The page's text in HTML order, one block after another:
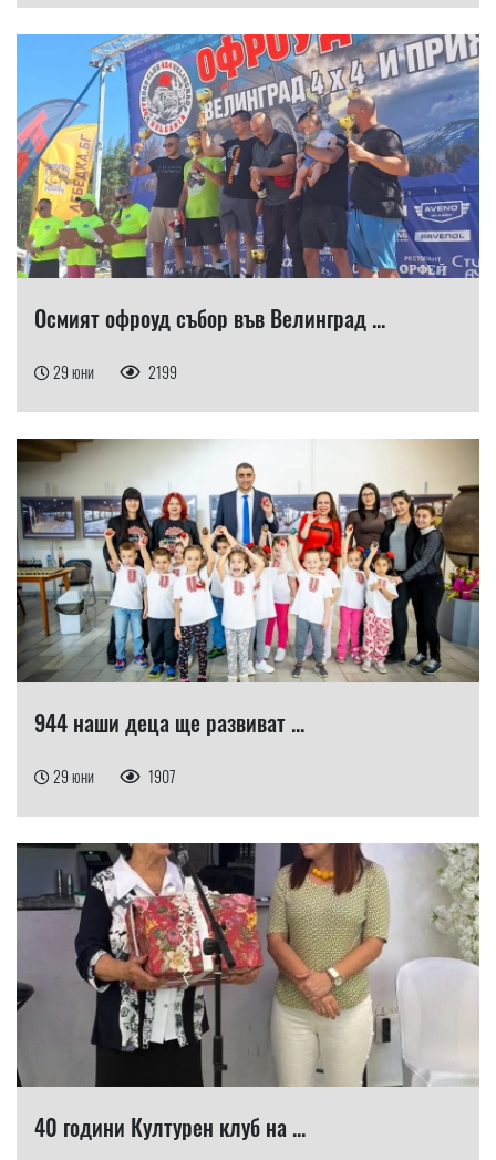
Осмият офроуд събор във Велинград ...
29 юни 2199
944 наши деца ще развиват ...
29 юни 1907
40 години Културен клуб на ...